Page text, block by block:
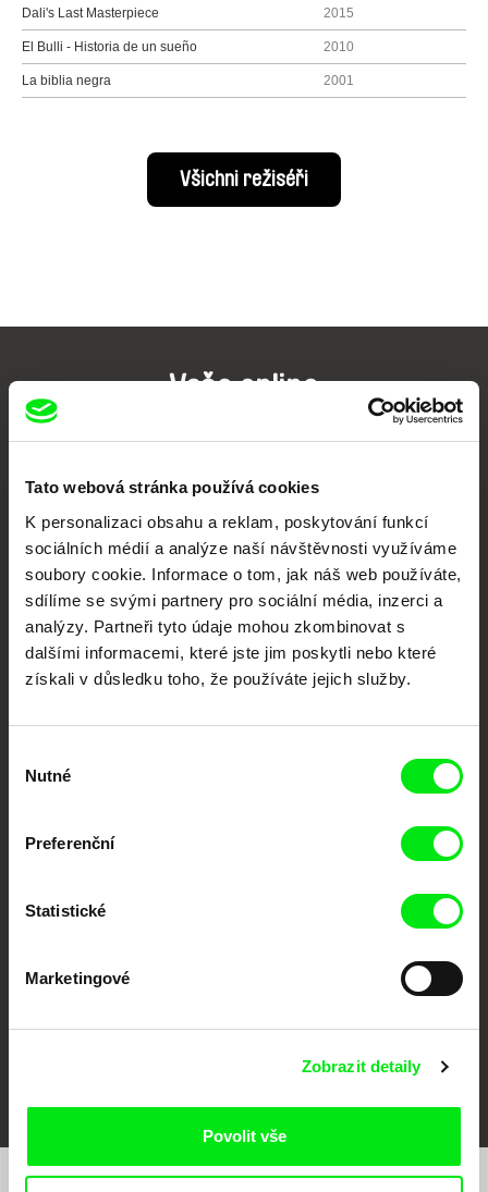
Tato webová stránka používá cookies
K personalizaci obsahu a reklam, poskytování funkcí
sociálních médií a analýze naší návštěvnosti využíváme
soubory cookie. Informace o tom, jak náš web používáte,
sdílíme se svými partnery pro sociální média, inzerci a
analýzy. Partneři tyto údaje mohou zkombinovat s
dalšími informacemi, které jste jim poskytli nebo které
získali v důsledku toho, že používáte jejich služby.
souhlasu
Nutné
Preferenční
Statistické
Marketingové
Zobrazit detaily
Povolit vše
Dali's Last Masterpiece 2015
El Bulli - Historia de un sueño 2010
La biblia negra 2001
Všichni režiséři
Vaše online
Nové festivalové filmy
každý týden
Portál DAFilms.cz je výsledkem tvůrčí spolupráce 7 klíčových evropských
posouvat hranice dokumentárního filmu, propagovat jeho rozmanitost a
podporovat kvalitní autorské filmy.
Členové Doc Alliance
DOK Leipzig
Visions du Réel